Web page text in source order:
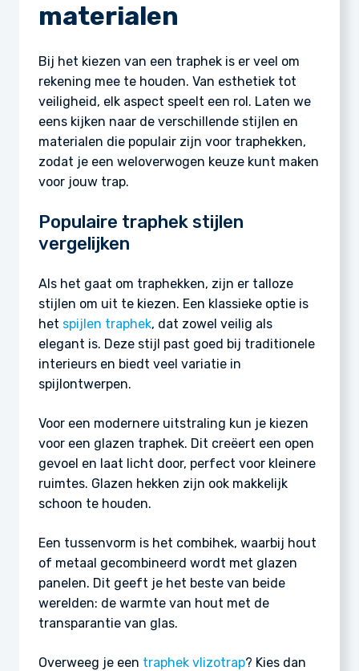
materialen
Bij het kiezen van een traphek is er veel om
rekening mee te houden. Van esthetiek tot
veiligheid, elk aspect speelt een rol. Laten we
eens kijken naar de verschillende stijlen en
materialen die populair zijn voor traphekken,
zodat je een weloverwogen keuze kunt maken
voor jouw trap.
Populaire traphek stijlen
vergelijken
Als het gaat om traphekken, zijn er talloze
stijlen om uit te kiezen. Een klassieke optie is
het spijlen traphek, dat zowel veilig als
elegant is. Deze stijl past goed bij traditionele
interieurs en biedt veel variatie in
spijlontwerpen.
Voor een modernere uitstraling kun je kiezen
voor een glazen traphek. Dit creëert een open
gevoel en laat licht door, perfect voor kleinere
ruimtes. Glazen hekken zijn ook makkelijk
schoon te houden.
Een tussenvorm is het combihek, waarbij hout
of metaal gecombineerd wordt met glazen
panelen. Dit geeft je het beste van beide
werelden: de warmte van hout met de
transparantie van glas.
Overweeg je een traphek vlizotrap? Kies dan